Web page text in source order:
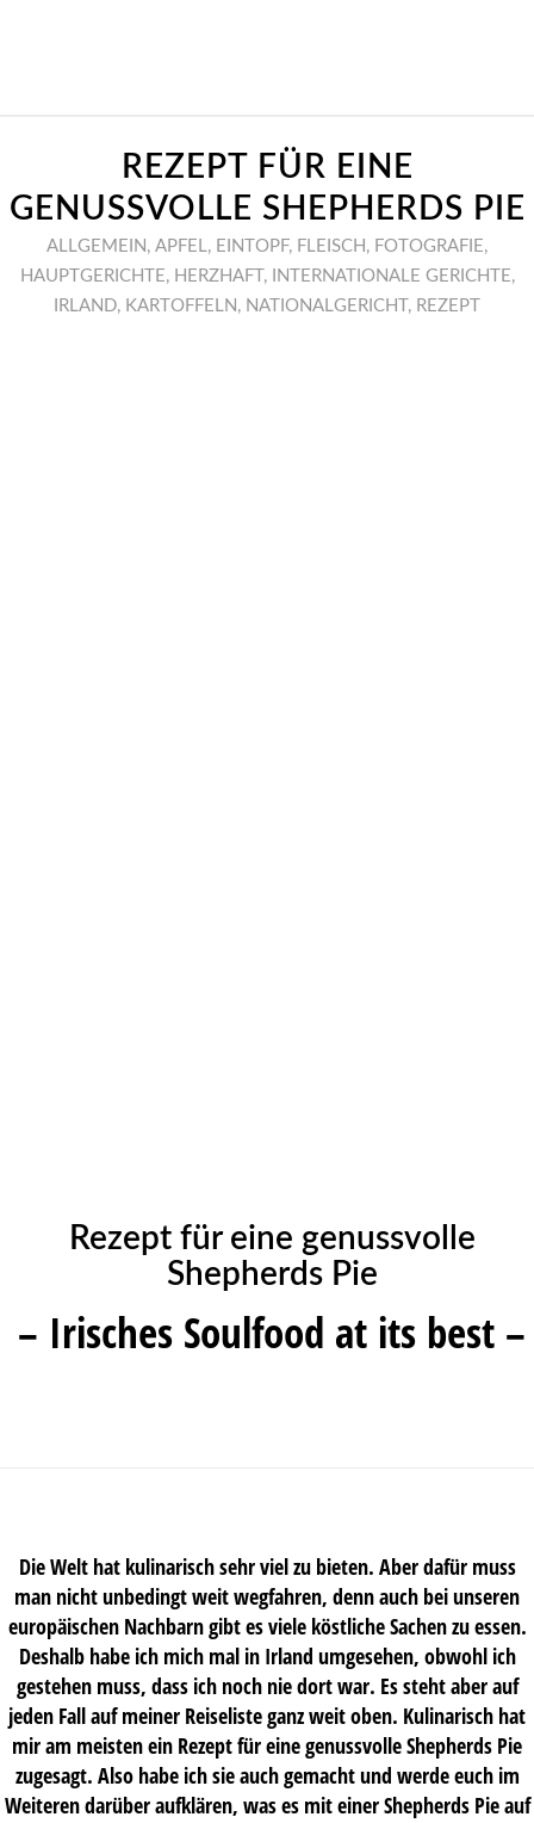
REZEPT FÜR EINE
GENUSSVOLLE SHEPHERDS PIE
ALLGEMEIN , APFEL, EINTOPF, FLEISCH , FOTOGRAFIE,
HAUPTGERICHTE, HERZHAFT , INTERNATIONALE GERICHTE,
IRLAND, KARTOFFELN , NATIONALGERICHT , REZEPT
Rezept für eine genussvolle
Shepherds Pie
– Irisches Soulfood at its best –
Die Welt hat kulinarisch sehr viel zu bieten. Aber dafür muss
man nicht unbedingt weit wegfahren, denn auch bei unseren
europäischen Nachbarn gibt es viele köstliche Sachen zu essen.
Deshalb habe ich mich mal in Irland umgesehen, obwohl ich
gestehen muss, dass ich noch nie dort war. Es steht aber auf
jeden Fall auf meiner Reiseliste ganz weit oben. Kulinarisch hat
mir am meisten ein Rezept für eine genussvolle Shepherds Pie
zugesagt. Also habe ich sie auch gemacht und werde euch im
Weiteren darüber aufklären, was es mit einer Shepherds Pie auf